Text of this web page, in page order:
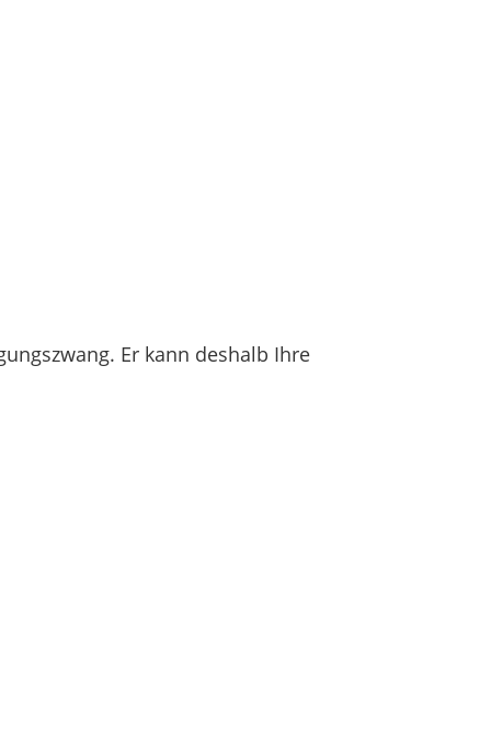
Er kann deshalb Ihre